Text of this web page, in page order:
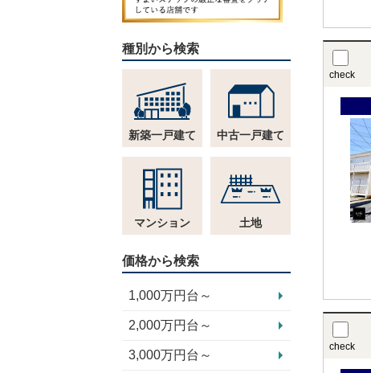
check
check
種別から検索
新築一戸建て 中古一戸建て
マンション 土地
価格から検索
1,000万円台～
2,000万円台～
3,000万円台～